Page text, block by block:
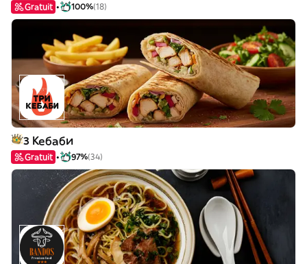
Gratuit 100%(18)
3 Кебаби
Gratuit 97%(34)